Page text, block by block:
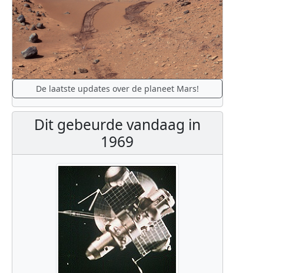
De laatste updates over de planeet Mars!
Dit gebeurde vandaag in
1969